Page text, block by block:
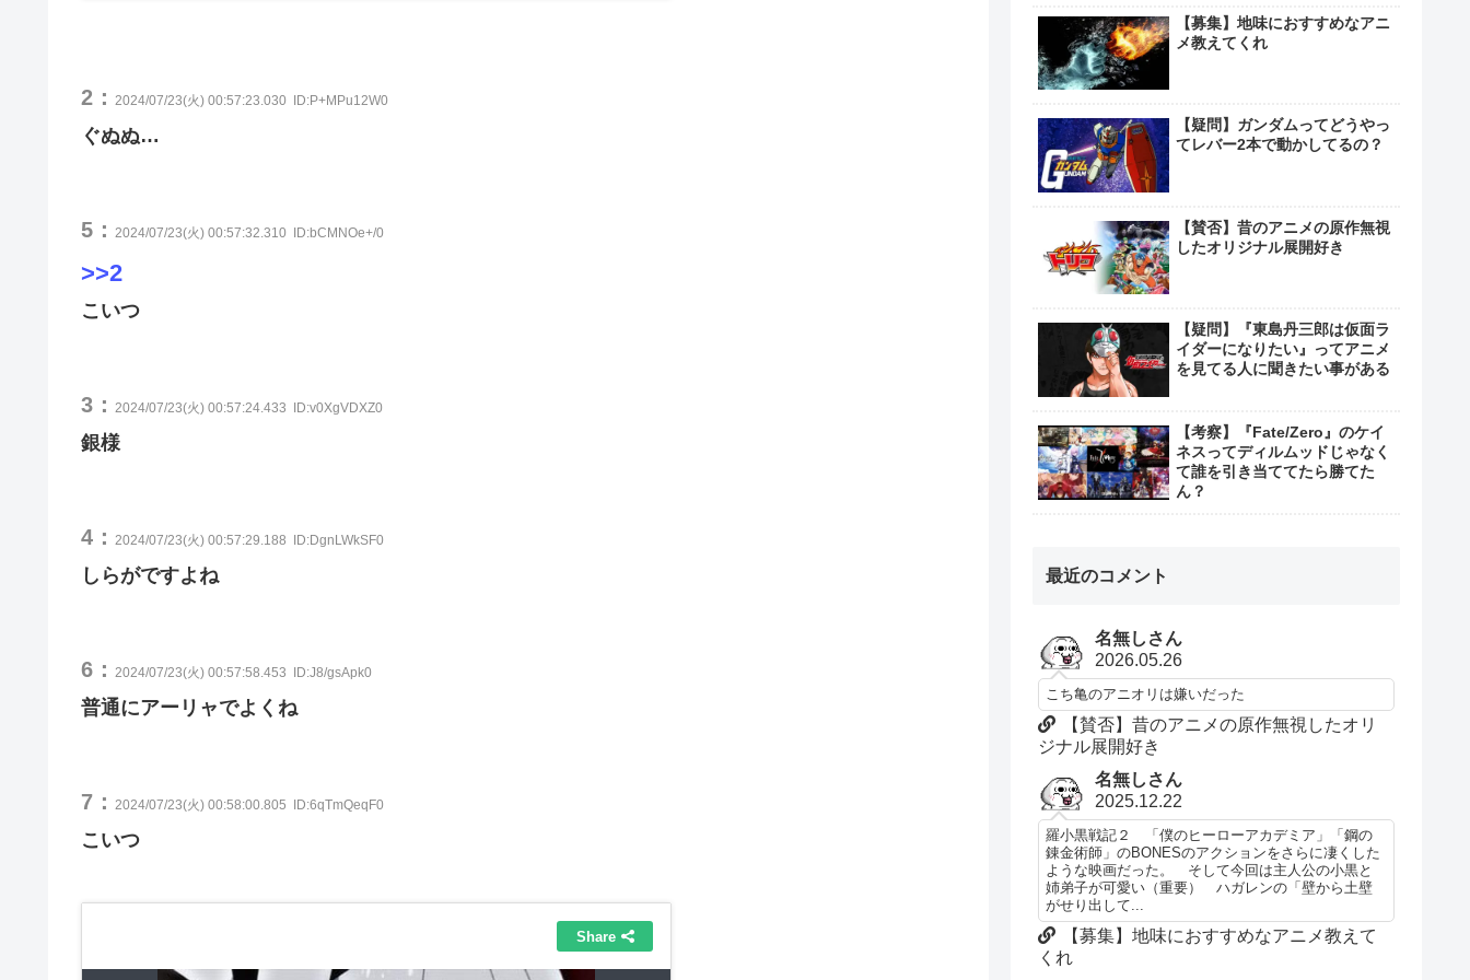
2： 2024/07/23(火) 00:57:23.030 ID:P+MPu12W0
ぐぬぬ…
5： 2024/07/23(火) 00:57:32.310 ID:bCMNOe+/0
>>2
こいつ
3： 2024/07/23(火) 00:57:24.433 ID:v0XgVDXZ0
銀様
4： 2024/07/23(火) 00:57:29.188 ID:DgnLWkSF0
しらがですよね
6： 2024/07/23(火) 00:57:58.453 ID:J8/gsApk0
普通にアーリャでよくね
7： 2024/07/23(火) 00:58:00.805 ID:6qTmQeqF0
こいつ
【募集】地味におすすめなアニ
メ教えてくれ
【疑問】ガンダムってどうやっ
てレバー2本で動かしてるの？
【賛否】昔のアニメの原作無視
したオリジナル展開好き
【疑問】『東島丹三郎は仮面ラ
イダーになりたい』ってアニメ
を見てる人に聞きたい事がある
【考察】『Fate/Zero』のケイ
ネスってディルムッドじゃなく
て誰を引き当ててたら勝てた
ん？
最近のコメント
名無しさん
2026.05.26
こち亀のアニオリは嫌いだった
【賛否】昔のアニメの原作無視したオリ
ジナル展開好き
名無しさん
2025.12.22
羅小黒戦記２ 「僕のヒーローアカデミア」「鋼の
錬金術師」のBONESのアクションをさらに凄くした
ような映画だった。 そして今回は主人公の小黒と
姉弟子が可愛い（重要） ハガレンの「壁から土壁
がせり出して...
【募集】地味におすすめなアニメ教えて
くれ